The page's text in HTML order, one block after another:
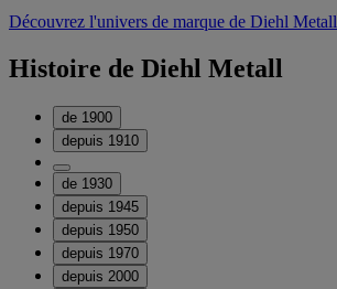
Découvrez l'univers de marque de Diehl Metall
Histoire de Diehl Metall
de 1900
depuis 1910
de 1930
depuis 1945
depuis 1950
depuis 1970
depuis 2000